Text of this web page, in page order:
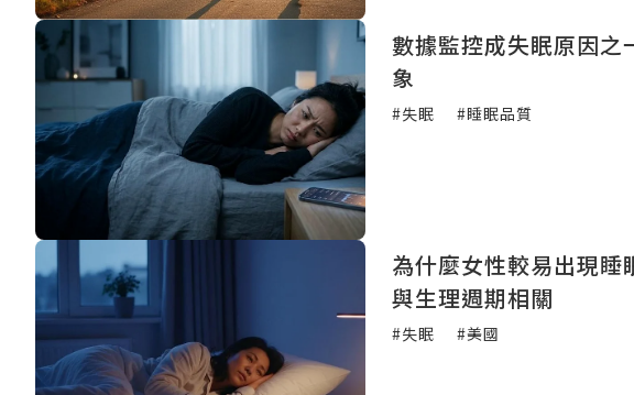
數據監控成失眠原因之
象
#失眠 #睡眠品質
為什麼女性較易出現
與生理週期相關
#失眠 #美國